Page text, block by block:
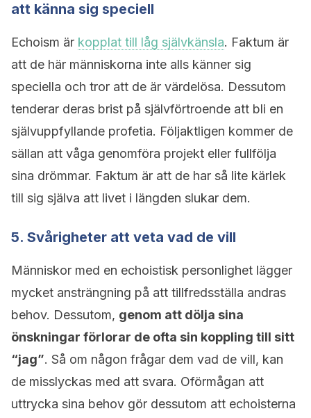
att känna sig speciell
Echoism är kopplat till låg självkänsla. Faktum är
att de här människorna inte alls känner sig
speciella och tror att de är värdelösa. Dessutom
tenderar deras brist på självförtroende att bli en
självuppfyllande profetia. Följaktligen kommer de
sällan att våga genomföra projekt eller fullfölja
sina drömmar. Faktum är att de har så lite kärlek
till sig själva att livet i längden slukar dem.
5. Svårigheter att veta vad de vill
Människor med en echoistisk personlighet lägger
mycket ansträngning på att tillfredsställa andras
behov. Dessutom, genom att dölja sina
önskningar förlorar de ofta sin koppling till sitt
“jag”. Så om någon frågar dem vad de vill, kan
de misslyckas med att svara. Oförmågan att
uttrycka sina behov gör dessutom att echoisterna